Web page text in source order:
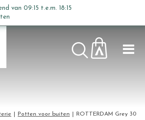
Potten voor buiten ROTTERDAM Grey 30
van 09:15 t.e.m. 18:15